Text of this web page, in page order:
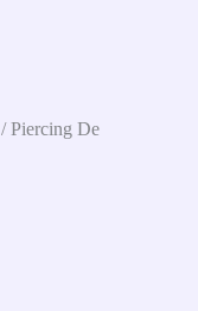
/ Piercing De